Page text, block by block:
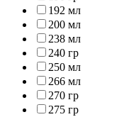
192 мл
200 мл
238 мл
240 гр
250 мл
266 мл
270 гр
275 гр